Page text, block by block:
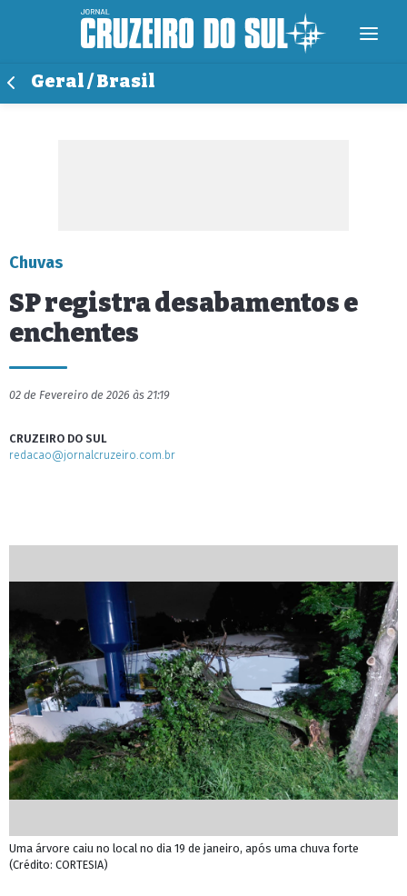
Geral / Brasil
Chuvas
SP registra desabamentos e
enchentes
02 de Fevereiro de 2026 às 21:19
CRUZEIRO DO SUL
redacao@jornalcruzeiro.com.br
Uma árvore caiu no local no dia 19 de janeiro, após uma chuva forte
(Crédito: CORTESIA)